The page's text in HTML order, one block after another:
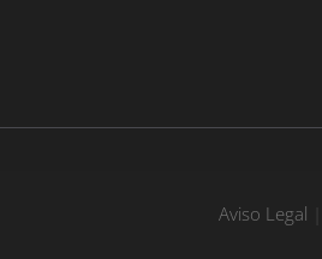
Aviso Legal